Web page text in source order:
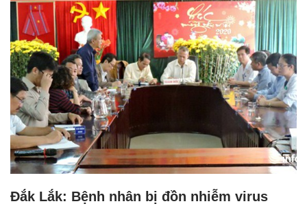
Đắk Lắk: Bệnh nhân bị đồn nhiễm virus